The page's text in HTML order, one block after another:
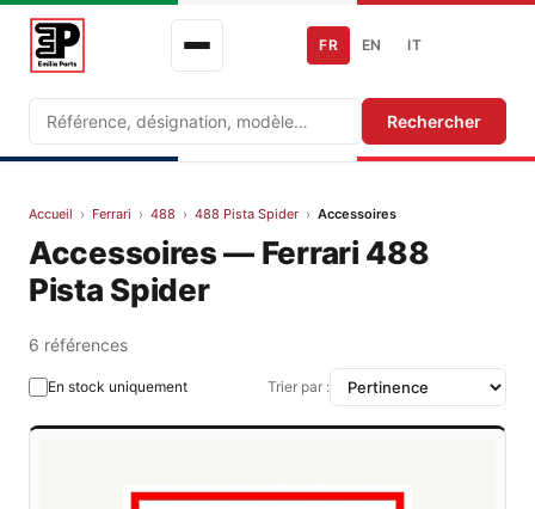
Recherche Rechercher
FR EN IT
Accueil › Ferrari › 488 › 488 Pista Spider › Accessoires
Accessoires — Ferrari 488
Pista Spider
6 références
En stock uniquement Trier par :